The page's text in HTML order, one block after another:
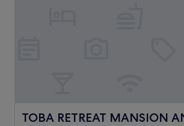
TOBA RETREAT MANSION
TOBA RETREAT MANSION AND